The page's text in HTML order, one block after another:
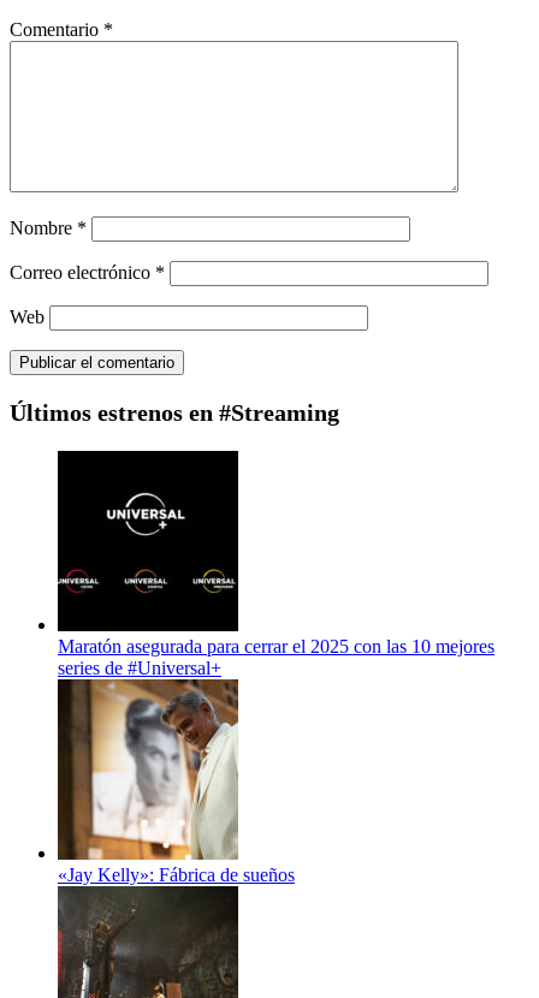
Comentario *
Nombre *
Correo electrónico *
Web
Últimos estrenos en #Streaming
Maratón asegurada para cerrar el 2025 con las 10 mejores
series de #Universal+
«Jay Kelly»: Fábrica de sueños